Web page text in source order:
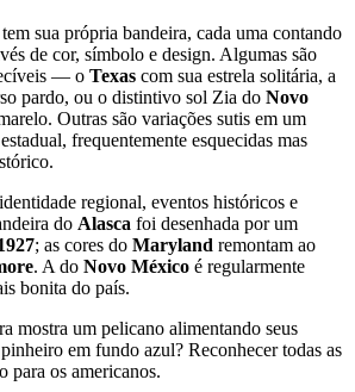
sua própria bandeira, cada uma contando
de cor, símbolo e design. Algumas são
— o Texas com sua estrela solitária, a
pardo, ou o distintivo sol Zia do Novo
Outras são variações sutis em um
frequentemente esquecidas mas
regional, eventos históricos e
do Alasca foi desenhada por um
; as cores do Maryland remontam ao
. A do Novo México é regularmente
bonita do país.
mostra um pelicano alimentando seus
em fundo azul? Reconhecer todas as
para os americanos.